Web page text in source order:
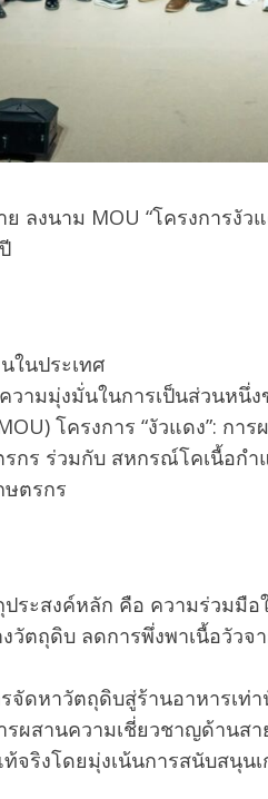
ลงนาม MOU “โครงการงัว
ในประเทศ
ามมุ่งมั่นในการเป็นส่วนหนึ่
โครงการ “งัวแดง”: ก
กร ร่วมกับ สหกรณ์โคเนื้อก
ษตรกร
ระสงค์หลัก คือ ความร่วมมื
วัตถุดิบ ลดการพึ่งพาเนื้อวัว
รจัดหาวัตถุดิบสู่ร้านอาหาร
ผสานความเชี่ยวชาญด้านสา
จริงโดยมุ่งเน้นการสนับสนุน